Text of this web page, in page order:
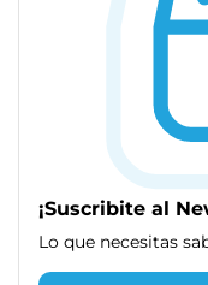
¡Suscribite al
Lo que necesitas